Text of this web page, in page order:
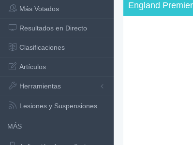
Más Votados
Resultados en Directo
Clasificaciones
Artículos
Herramientas
Lesiones y Suspensiones
MÁS
England